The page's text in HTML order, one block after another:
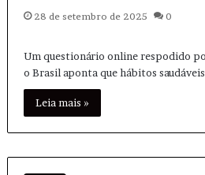
28 de setembro de 2025 0
Um questionário online respodido
o Brasil aponta que hábitos
Leia mais »